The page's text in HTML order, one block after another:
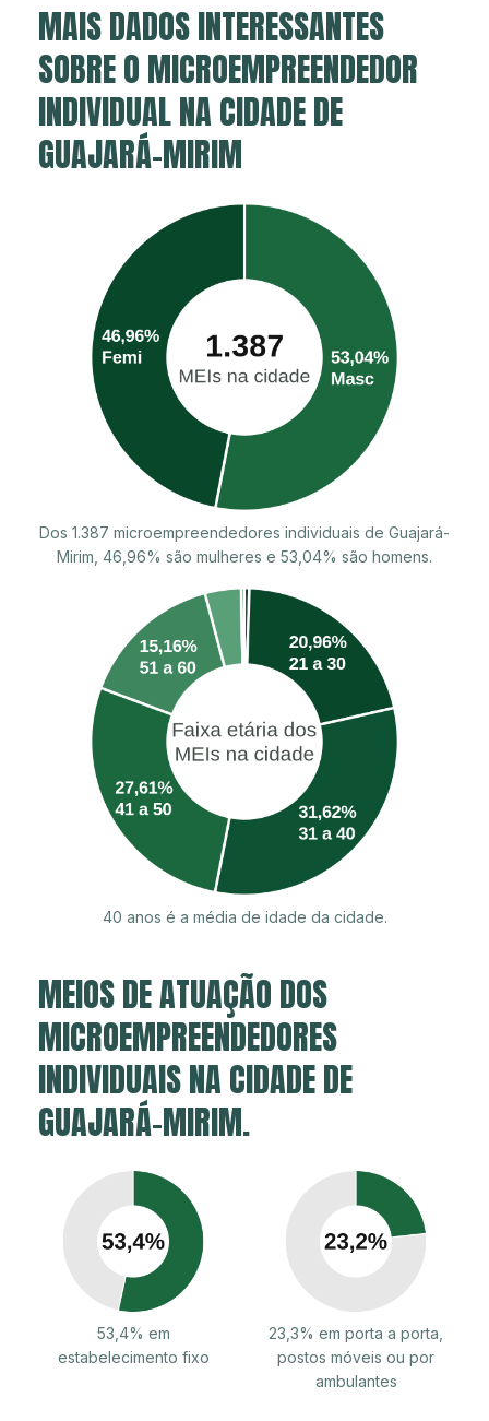
MAIS DADOS INTERESSANTES
SOBRE O MICROEMPREENDEDOR
INDIVIDUAL NA CIDADE DE
GUAJARÁ-MIRIM
Dos 1.387 microempreendedores individuais de Guajará-
Mirim, 46,96% são mulheres e 53,04% são homens.
40 anos é a média de idade da cidade.
MEIOS DE ATUAÇÃO DOS
MICROEMPREENDEDORES
INDIVIDUAIS NA CIDADE DE
GUAJARÁ-MIRIM.
53,4% em
estabelecimento fixo
23,3% em porta a porta,
postos móveis ou por
ambulantes